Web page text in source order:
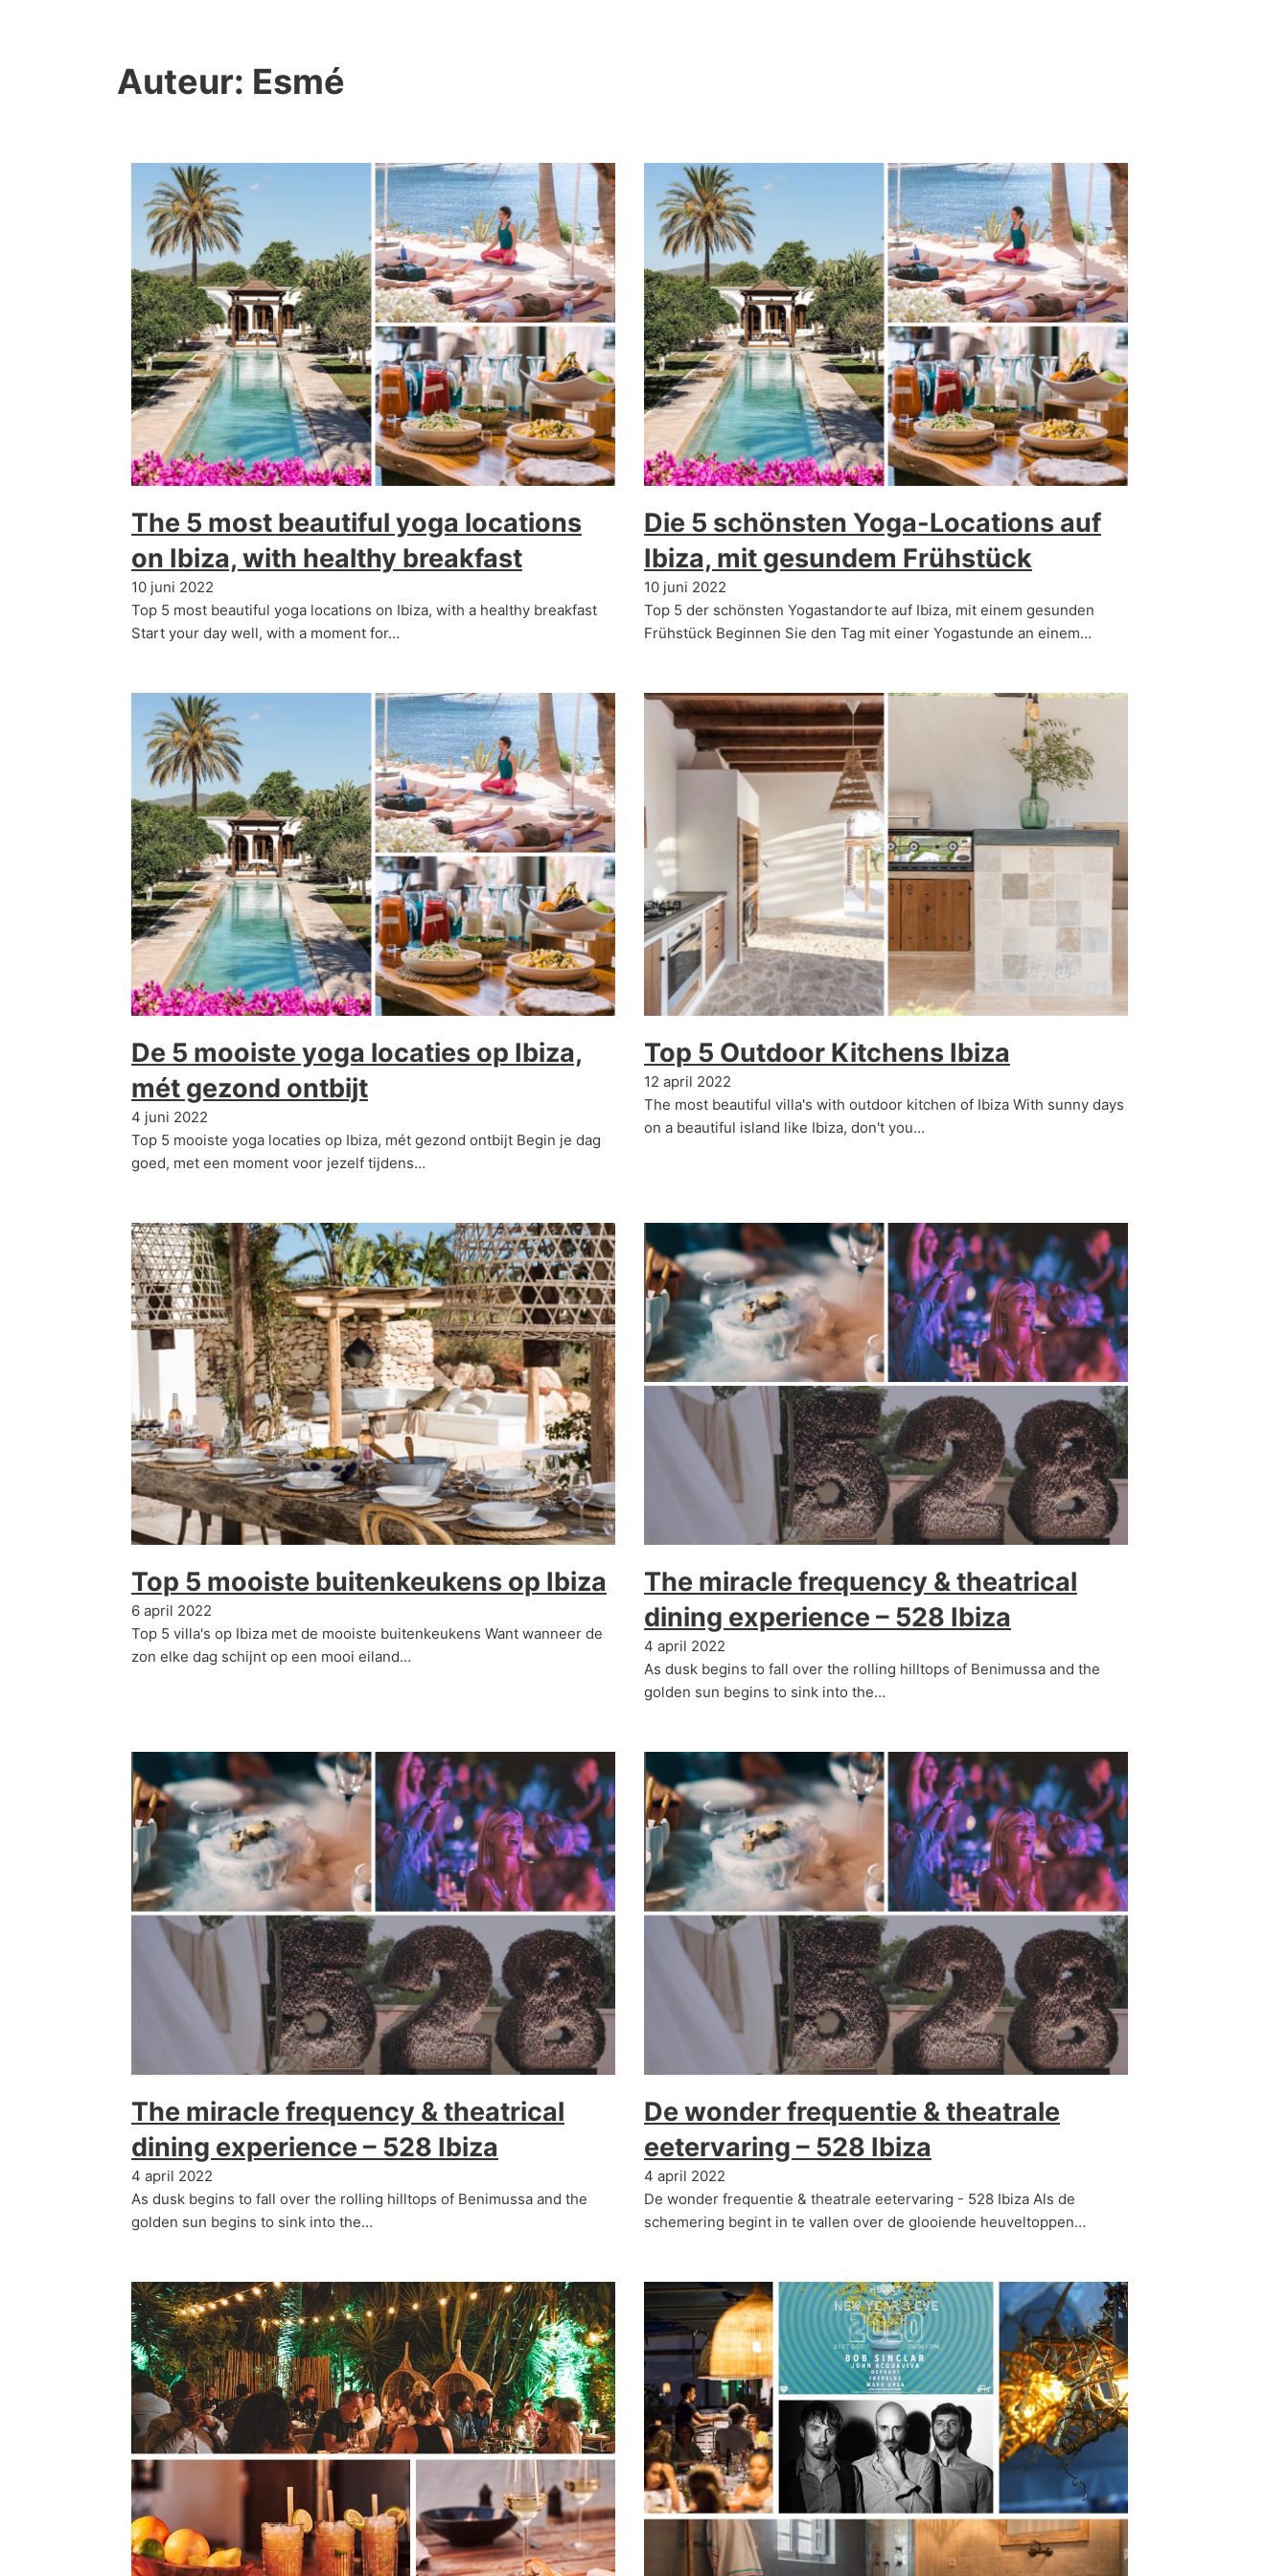
Auteur: Esmé
The 5 most beautiful yoga locations
on Ibiza, with healthy breakfast
10 juni 2022
Top 5 most beautiful yoga locations on Ibiza, with a healthy breakfast
Start your day well, with a moment for…
Die 5 schönsten Yoga-Locations auf
Ibiza, mit gesundem Frühstück
10 juni 2022
Top 5 der schönsten Yogastandorte auf Ibiza, mit einem gesunden
Frühstück Beginnen Sie den Tag mit einer Yogastunde an einem…
De 5 mooiste yoga locaties op Ibiza,
mét gezond ontbijt
4 juni 2022
Top 5 mooiste yoga locaties op Ibiza, mét gezond ontbijt Begin je dag
goed, met een moment voor jezelf tijdens…
Top 5 Outdoor Kitchens Ibiza
12 april 2022
The most beautiful villa's with outdoor kitchen of Ibiza With sunny days
on a beautiful island like Ibiza, don't you…
Top 5 mooiste buitenkeukens op Ibiza
6 april 2022
Top 5 villa's op Ibiza met de mooiste buitenkeukens Want wanneer de
zon elke dag schijnt op een mooi eiland…
The miracle frequency & theatrical
dining experience – 528 Ibiza
4 april 2022
As dusk begins to fall over the rolling hilltops of Benimussa and the
golden sun begins to sink into the…
The miracle frequency & theatrical
dining experience – 528 Ibiza
4 april 2022
As dusk begins to fall over the rolling hilltops of Benimussa and the
golden sun begins to sink into the…
De wonder frequentie & theatrale
eetervaring – 528 Ibiza
4 april 2022
De wonder frequentie & theatrale eetervaring - 528 Ibiza Als de
schemering begint in te vallen over de glooiende heuveltoppen…